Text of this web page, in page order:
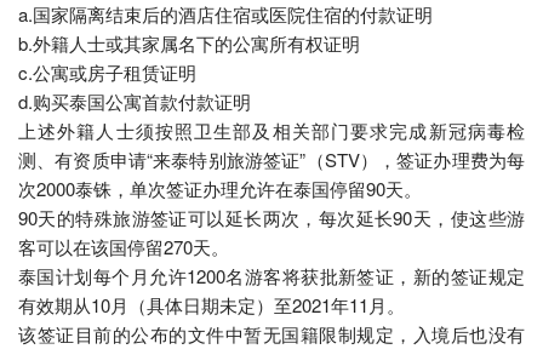
a.国家隔离结束后的酒店住宿或医院住宿的付款证明
b.外籍人士或其家属名下的公寓所有权证明
c.公寓或房子租赁证明
d.购买泰国公寓首款付款证明
上述外籍人士须按照卫生部及相关部门要求完成新冠病毒检
测、有资质申请“来泰特别旅游签证”（STV），签证办理费为每
次2000泰铢，单次签证办理允许在泰国停留90天。
90天的特殊旅游签证可以延长两次，每次延长90天，使这些游
客可以在该国停留270天。
泰国计划每个月允许1200名游客将获批新签证，新的签证规定
有效期从10月（具体日期未定）至2021年11月。
该签证目前的公布的文件中暂无国籍限制规定，入境后也没有